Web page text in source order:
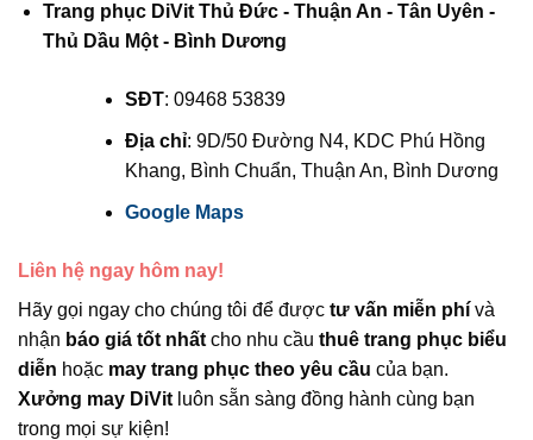
Trang phục DiVit Thủ Đức - Thuận An - Tân Uyên -
Thủ Dầu Một - Bình Dương
SĐT: 09468 53839
Địa chỉ: 9D/50 Đường N4, KDC Phú Hồng
Khang, Bình Chuẩn, Thuận An, Bình Dương
Google Maps
Liên hệ ngay hôm nay!
Hãy gọi ngay cho chúng tôi để được tư vấn miễn phí và
nhận báo giá tốt nhất cho nhu cầu thuê trang phục biểu
diễn hoặc may trang phục theo yêu cầu của bạn.
Xưởng may DiVit luôn sẵn sàng đồng hành cùng bạn
trong mọi sự kiện!